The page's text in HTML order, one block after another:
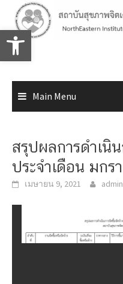
Open toolbar
content
Main Menu
สรุปผลการดำเนิ
ประจำเดือน มกร
เมษายน 9, 2021 admin